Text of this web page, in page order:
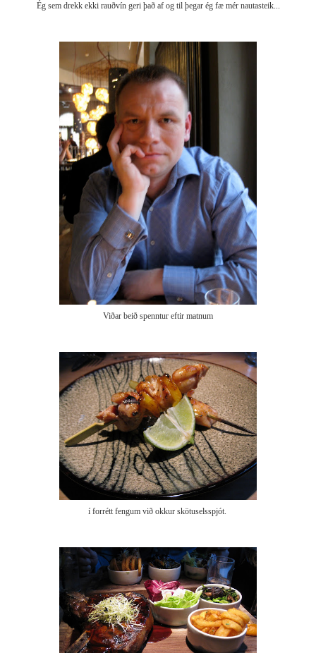
Ég sem drekk ekki rauðvín geri það af og til þegar ég fæ mér nautasteik...
Viðar beið spenntur eftir matnum
í forrétt fengum við okkur skötuselsspjót.